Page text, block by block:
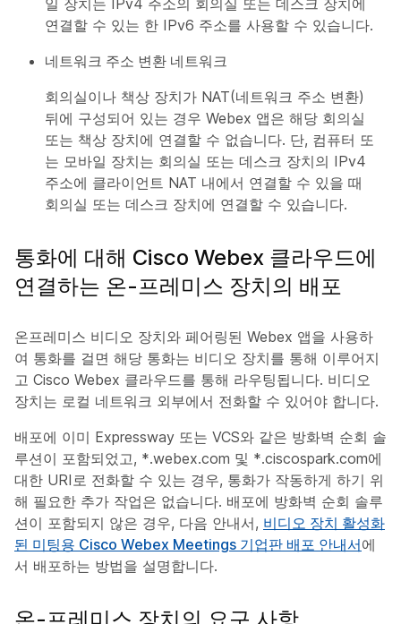
일 장치는 IPv4 주소의 회의실 또는 데스크 장치에
연결할 수 있는 한 IPv6 주소를 사용할 수 있습니다.
네트워크 주소 변환 네트워크
회의실이나 책상 장치가 NAT(네트워크 주소 변환)
뒤에 구성되어 있는 경우 Webex 앱은 해당 회의실
또는 책상 장치에 연결할 수 없습니다. 단, 컴퓨터 또
는 모바일 장치는 회의실 또는 데스크 장치의 IPv4
주소에 클라이언트 NAT 내에서 연결할 수 있을 때
회의실 또는 데스크 장치에 연결할 수 있습니다.
통화에 대해 Cisco Webex 클라우드에
연결하는 온-프레미스 장치의 배포
온프레미스 비디오 장치와 페어링된 Webex 앱을 사용하
여 통화를 걸면 해당 통화는 비디오 장치를 통해 이루어지
고 Cisco Webex 클라우드를 통해 라우팅됩니다. 비디오
장치는 로컬 네트워크 외부에서 전화할 수 있어야 합니다.
배포에 이미 Expressway 또는 VCS와 같은 방화벽 순회 솔
루션이 포함되었고, *.webex.com 및 *.ciscospark.com에
대한 URI로 전화할 수 있는 경우, 통화가 작동하게 하기 위
해 필요한 추가 작업은 없습니다. 배포에 방화벽 순회 솔루
션이 포함되지 않은 경우, 다음 안내서, 비디오 장치 활성화
된 미팅용 Cisco Webex Meetings 기업판 배포 안내서에
서 배포하는 방법을 설명합니다.